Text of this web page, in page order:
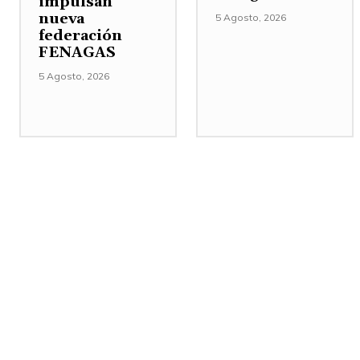
nueva
federación
FENAGAS
5 Agosto, 2026
5 Agosto, 2026